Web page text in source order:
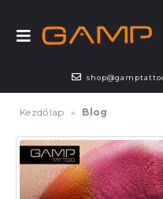
Kezdőlap » Blog